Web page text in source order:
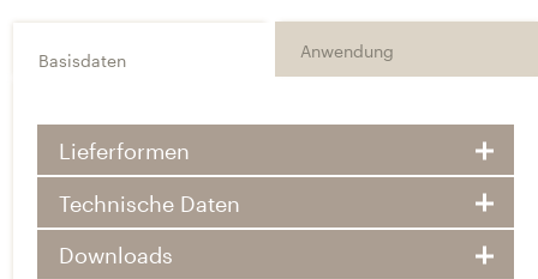
Basisdaten Anwendung
Lieferformen
Technische Daten
Downloads